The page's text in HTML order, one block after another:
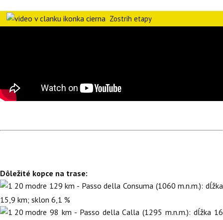
Zostrih etapy
Dôležité kopce na trase:
129 km - Passo della Consuma (1060 m.n.m.): dĺžka
15,9 km; sklon 6,1 %
98 km - Passo della Calla (1295 m.n.m.): dĺžka 16